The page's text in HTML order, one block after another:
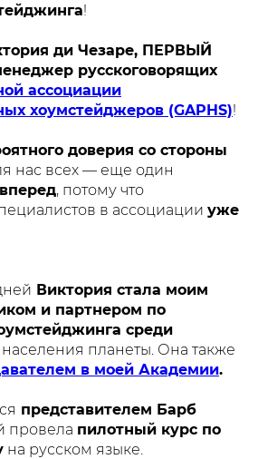
!
ди Чезаре, ПЕРВЫЙ
русскоговорящих
ассоциации
хоумстейджеров (GAPHS)!
доверия со стороны
нас всех — еще один
, потому что
в ассоциации уже
Виктория стала моим
и партнером по
среди
населения планеты. Она также
в моей Академии.
представителем Барб
провела пилотный курс по
на русском языке.